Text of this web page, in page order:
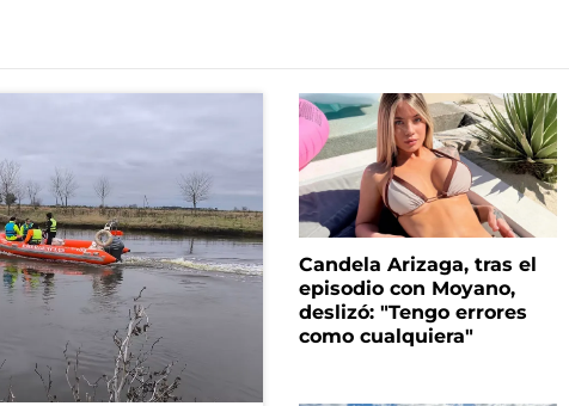
Candela Arizaga, tras el
episodio con Moyano,
deslizó: "Tengo errores
como cualquiera"